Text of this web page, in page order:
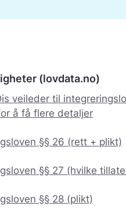
(lovdata.no)
veileder til
å få flere detaljer
§§ 26 (rett + plikt)
§§ 27 (hvilke
§§ 28 (plikt)